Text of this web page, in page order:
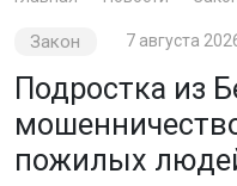
Закон 7 августа
Подростка из
пожилых